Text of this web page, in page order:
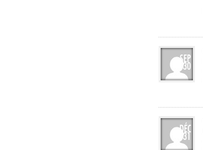
SEP
30
DÉC
31